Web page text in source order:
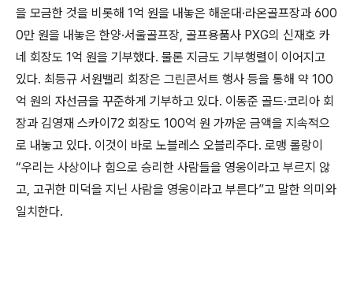
을 모금한 것을 비롯해 1억 원을 내놓은 해운대·라온골프장과 600
0만 원을 내놓은 한양·서울골프장, 골프용품사 PXG의 신재호 카
네 회장도 1억 원을 기부했다. 물론 지금도 기부행렬이 이어지고
있다. 최등규 서원밸리 회장은 그린콘서트 행사 등을 통해 약 100
억 원의 자선금을 꾸준하게 기부하고 있다. 이동준 골드·코리아 회
장과 김영재 스카이72 회장도 100억 원 가까운 금액을 지속적으
로 내놓고 있다. 이것이 바로 노블레스 오블리주다. 로맹 롤랑이
“우리는 사상이나 힘으로 승리한 사람들을 영웅이라고 부르지 않
고, 고귀한 미덕을 지닌 사람을 영웅이라고 부른다”고 말한 의미와
일치한다.